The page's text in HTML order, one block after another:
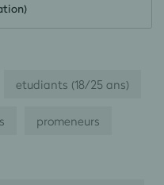
etudiants (18/25 ans)
promeneurs